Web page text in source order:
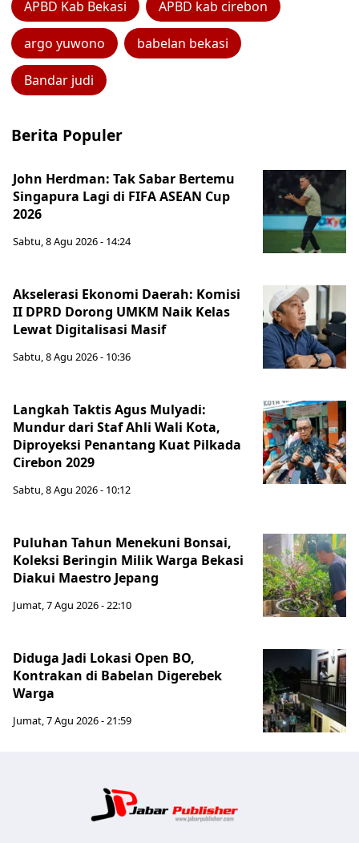
APBD Kab Bekasi APBD kab cirebon
argo yuwono babelan bekasi
Bandar judi
Berita Populer
John Herdman: Tak Sabar Bertemu
Singapura Lagi di FIFA ASEAN Cup
2026
Sabtu, 8 Agu 2026 - 14:24
Akselerasi Ekonomi Daerah: Komisi
II DPRD Dorong UMKM Naik Kelas
Lewat Digitalisasi Masif
Sabtu, 8 Agu 2026 - 10:36
Langkah Taktis Agus Mulyadi:
Mundur dari Staf Ahli Wali Kota,
Diproyeksi Penantang Kuat Pilkada
Cirebon 2029
Sabtu, 8 Agu 2026 - 10:12
Puluhan Tahun Menekuni Bonsai,
Koleksi Beringin Milik Warga Bekasi
Diakui Maestro Jepang
Jumat, 7 Agu 2026 - 22:10
Diduga Jadi Lokasi Open BO,
Kontrakan di Babelan Digerebek
Warga
Jumat, 7 Agu 2026 - 21:59